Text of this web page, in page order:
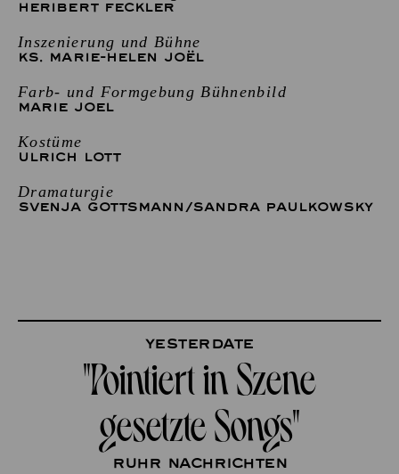
HERIBERT FECKLER
Inszenierung und Bühne
KS. MARIE-HELEN JOËL
Farb- und Formgebung Bühnenbild
MARIE JOEL
Kostüme
ULRICH LOTT
Dramaturgie
SVENJA GOTTSMANN /SANDRA PAULKOWSKY
Yesterdate
"Pointiert in Szene
gesetzte Songs"
Ruhr Nachrichten